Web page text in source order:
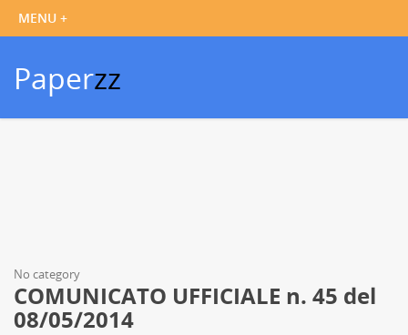
Paperzz
No category
COMUNICATO UFFICIALE n. 45 del
08/05/2014